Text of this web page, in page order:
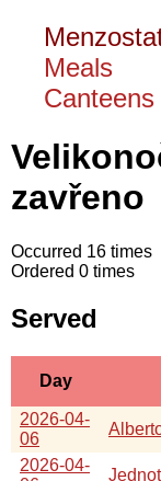
Meals
Canteens
zavřeno
Occurred 16 times
Ordered 0 times
Served
Day
2026-04-
06
2026-04-